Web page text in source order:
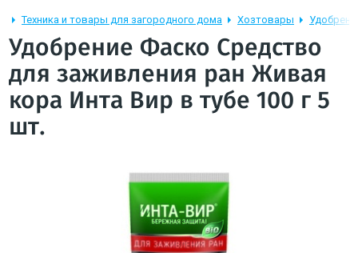
Техника и товары для загородного дома Хозтовары
Удобрение Фаско Средство
для заживления ран Живая
кора Инта Вир в тубе 100 г 5
шт.